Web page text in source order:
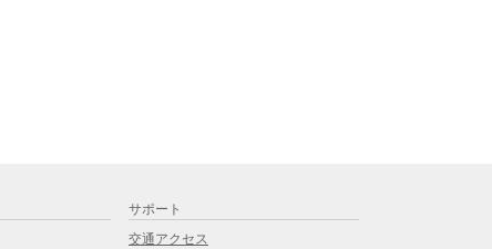
サポート
交通アクセス